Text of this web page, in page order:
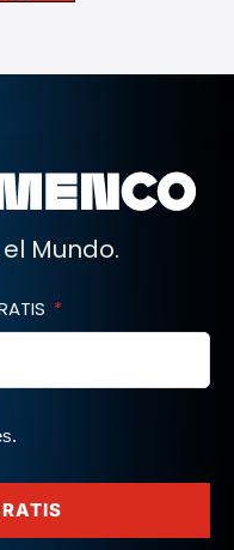
Mundo.